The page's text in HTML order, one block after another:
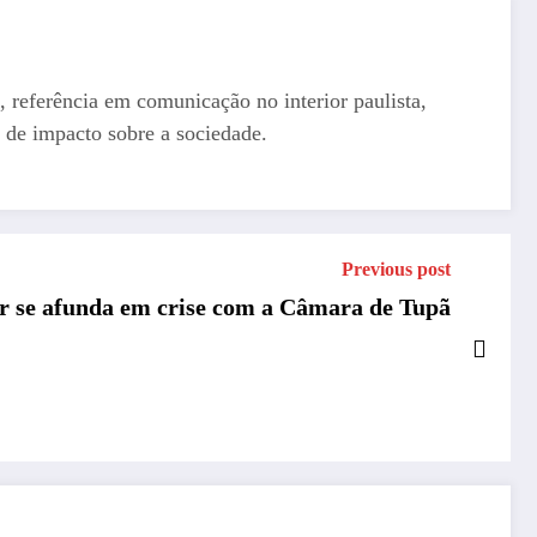
em comunicação no interior paulista,
impacto sobre a sociedade.
Previous post
afunda em crise com a Câmara de Tupã